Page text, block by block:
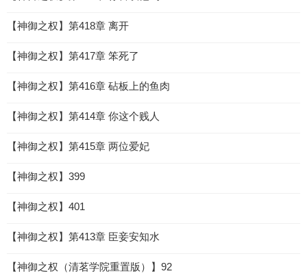
【神御之权】第418章 离开
【神御之权】第417章 笨死了
【神御之权】第416章 砧板上的鱼肉
【神御之权】第414章 你这个贱人
【神御之权】第415章 两位爱妃
【神御之权】399
【神御之权】401
【神御之权】第413章 臣妾安知水
【神御之权（清茗学院重置版）】92